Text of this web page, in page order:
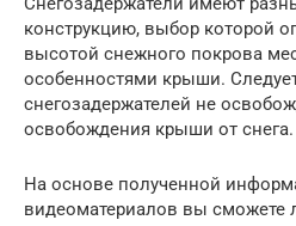
конструкцию, выбор которой
высотой снежного покрова
особенностями крыши.
снегозадержателей не
освобождения крыши от снега.
На основе полученной
видеоматериалов вы сможете